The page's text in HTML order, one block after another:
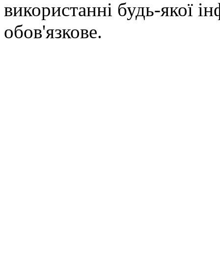
використанні будь-якої
обов'язкове.